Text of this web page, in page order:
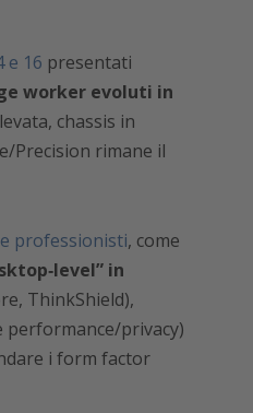
e 16 presentati
worker evoluti in
chassis in
Precision rimane il
professionisti, come
in
ThinkShield),
performance/privacy)
i form factor